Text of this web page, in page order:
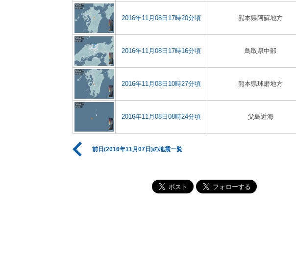
2016年11月08日17時20分頃 熊本県阿蘇地方
2016年11月08日17時16分頃 鳥取県中部
2016年11月08日10時27分頃 熊本県球磨地方
2016年11月08日08時24分頃 父島近海
前日(2016年11月07日)の地震一覧